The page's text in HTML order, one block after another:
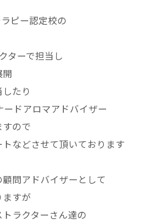
ピー認定校の
ターで担当し
開
たり
ドアロマアドバイザー
ので
などさせて頂いております
問アドバイザーとして
すが
ラクターさん達の